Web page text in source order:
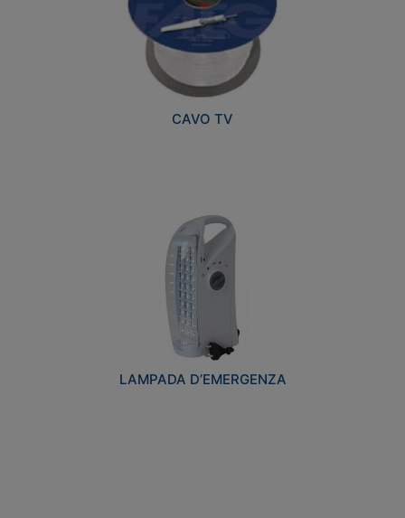
CAVO TV
LAMPADA D’EMERGENZA